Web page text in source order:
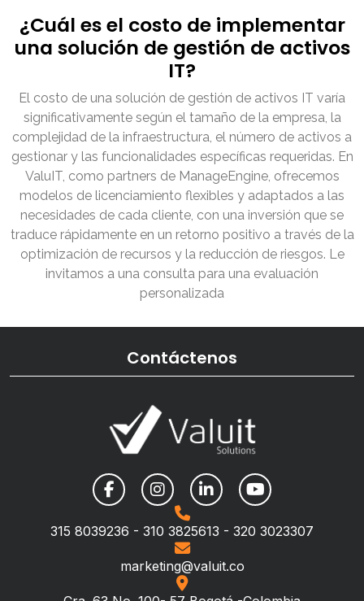
¿Cuál es el costo de implementar
una solución de gestión de activos
IT?
El costo de una solución de gestión de activos IT varía
significativamente según el tamaño de la empresa, la
complejidad de la infraestructura, el número de activos a
gestionar y las funcionalidades específicas requeridas. En
ValuIT, como partners de ManageEngine, ofrecemos
modelos de licenciamiento flexibles y adaptados a las
necesidades de cada cliente, con una inversión que se
traduce rápidamente en un retorno positivo a través de la
optimización de recursos y la reducción de riesgos. Le
invitamos a una consulta para una evaluación
personalizada
Contáctenos
315 8039236 - 310 3825613 - 320 3023307
marketing@valuit.co